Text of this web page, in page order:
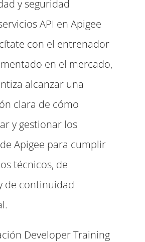
y seguridad
API en Apigee
con el entrenador
en el mercado,
alcanzar una
clara de cómo
y gestionar los
Apigee para cumplir
técnicos, de
de continuidad
Developer Training